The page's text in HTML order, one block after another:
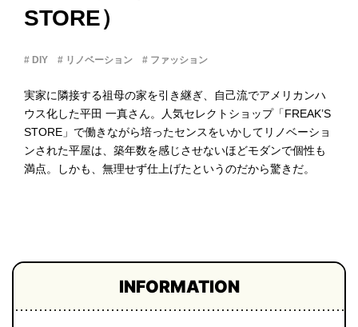
お問い
合わせ
プライ
バシー
ポリシ
ー
STORE）
# DIY # リノベーション # ファッション
実家に隣接する祖母の家を引き継ぎ、自己流でアメリカンハ
ウス化した平田 一真さん。人気セレクトショップ「FREAK’S
STORE」で働きながら培ったセンスをいかしてリノベーショ
ンされた平屋は、築年数を感じさせないほどモダンで個性も
満点。しかも、無理せず仕上げたというのだから驚きだ。
INFORMATION